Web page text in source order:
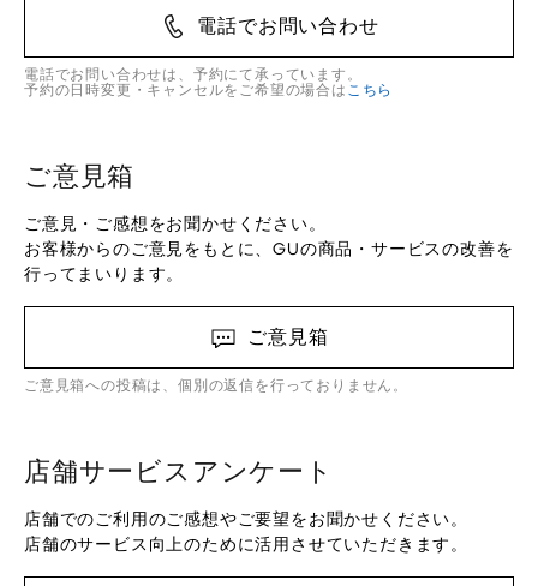
電話でお問い合わせ
電話でお問い合わせは、予約にて承っています。
予約の日時変更・キャンセルをご希望の場合は こちら
ご意見箱
ご意見・ご感想をお聞かせください。
お客様からのご意見をもとに、GUの商品・サービスの改善を
行ってまいります。
ご意見箱
ご意見箱への投稿は、個別の返信を行っておりません。
店舗サービスアンケート
店舗でのご利用のご感想やご要望をお聞かせください。
店舗のサービス向上のために活用させていただきます。